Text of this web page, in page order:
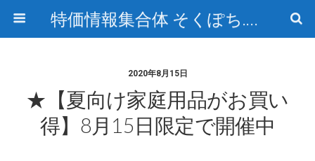
特価情報集合体 そくぽち.com
2020年8月15日
★【夏向け家庭用品がお買い
得】8月15日限定で開催中